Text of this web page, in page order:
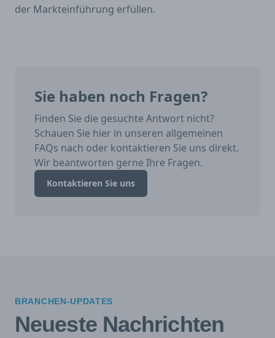
der Markteinführung erfüllen.
Sie haben noch Fragen?
Finden Sie die gesuchte Antwort nicht?
Schauen Sie hier in unseren allgemeinen
FAQs nach oder kontaktieren Sie uns direkt.
Wir beantworten gerne Ihre Fragen.
Kontaktieren Sie uns
BRANCHEN-UPDATES
Neueste Nachrichten